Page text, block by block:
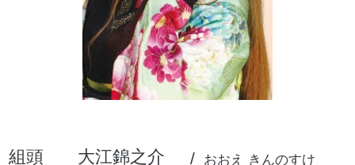
組頭 大江錦之介 おおえ きんのすけ